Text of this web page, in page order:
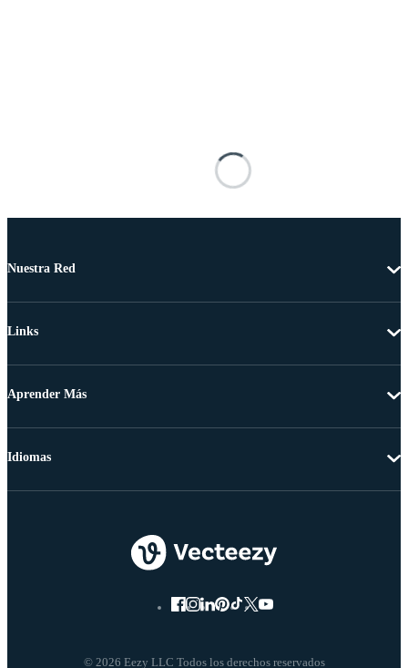
Nuestra Red
Links
Aprender Más
© 2026 Eezy LLC Todos los derechos reservados
Idiomas